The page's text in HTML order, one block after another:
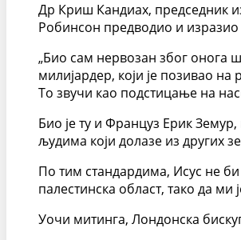
Др Криш Кандиах, председник
Робинсон предводио и изразио
„Био сам нервозан због онога
милијардер, који је позивао
То звучи као подстицање на
Био је ту и Француз Ерик
људима који долазе из других
По тим стандардима, Исус не би
палестинска област, тако да ми
Уочи митинга, Лондонска